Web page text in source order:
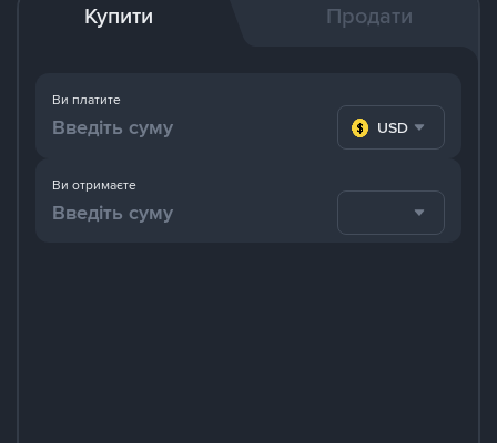
Купити Продати
Ви платите
USD
Ви отримаєте